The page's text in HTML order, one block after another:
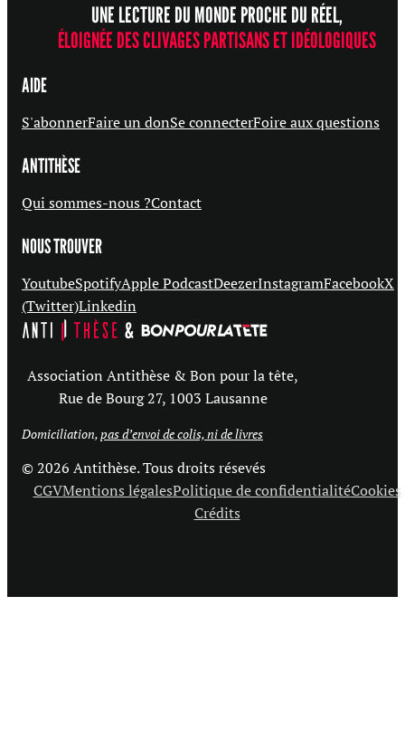
UNE LECTURE DU MONDE PROCHE DU RÉEL,
ÉLOIGNÉE DES CLIVAGES PARTISANS ET IDÉOLOGIQUES
AIDE
S'abonnerFaire un donSe connecterFoire aux questions
ANTITHÈSE
Qui sommes-nous ?Contact
NOUS TROUVER
YoutubeSpotifyApple PodcastDeezerInstagramFacebookX
(Twitter)Linkedin
Association Antithèse & Bon pour la tête,
Rue de Bourg 27, 1003 Lausanne
Domiciliation,pas d’envoi de colis, ni de livres
© 2026 Antithèse. Tous droits résevés
CGVMentions légalesPolitique de confidentialitéCookies
Crédits